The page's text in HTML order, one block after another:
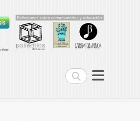
Buscar
el Oasis